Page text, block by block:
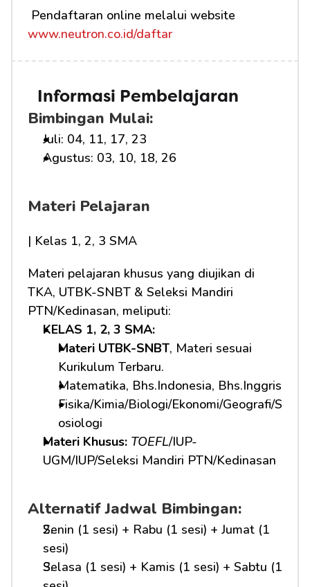
www.neutron.co.id/daftar
Informasi Pembelajaran
Bimbingan Mulai:
Juli: 04, 11, 17, 23
Agustus: 03, 10, 18, 26
Materi Pelajaran
| Kelas 1, 2, 3 SMA
Materi pelajaran khusus yang diujikan di
TKA, UTBK-SNBT & Seleksi Mandiri
PTN/Kedinasan, meliputi:
KELAS 1, 2, 3 SMA:
Materi UTBK-SNBT, Materi sesuai
Kurikulum Terbaru.
Matematika, Bhs.Indonesia, Bhs.Inggris
Fisika/Kimia/Biologi/Ekonomi/Geografi/S
osiologi
Materi Khusus: TOEFL/IUP-
UGM/IUP/Seleksi Mandiri PTN/Kedinasan
Alternatif Jadwal Bimbingan:
Senin (1 sesi) + Rabu (1 sesi) + Jumat (1
sesi)
Selasa (1 sesi) + Kamis (1 sesi) + Sabtu (1